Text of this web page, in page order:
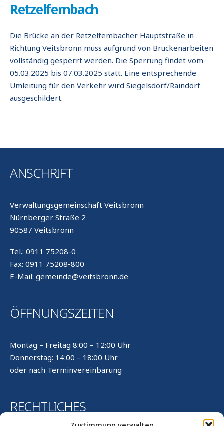
Retzelfembach
Die Brücke an der Retzelfembacher Hauptstraße in
Richtung Veitsbronn muss aufgrund von Brückenarbeiten
vollständig gesperrt werden. Die Sperrung findet vom
05.03.2025 bis 07.03.2025 statt. Eine entsprechende
Umleitung für den Verkehr wird Siegelsdorf/Raindorf
ausgeschildert.
ANSCHRIFT
Verwaltungsgemeinschaft Veitsbronn
Nürnberger Straße 2
90587 Veitsbronn
Tel.: 0911 75208-0
Fax: 0911 75208-800
E-Mail: gemeinde@veitsbronn.de
ÖFFNUNGSZEITEN
Montag – Freitag 8:00 – 12:00 Uhr
Donnerstag: 14:00 – 18:00 Uhr
oder nach Terminvereinbarung
RECHTLICHES